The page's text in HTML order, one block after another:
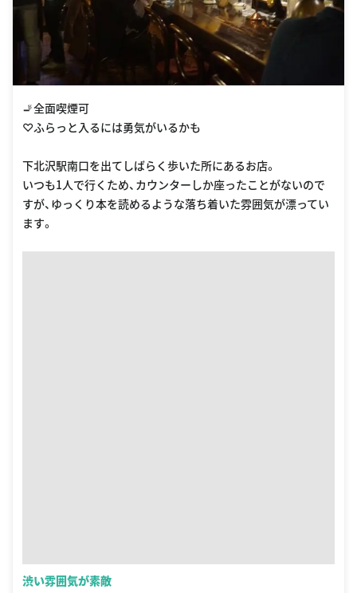
🚬全面喫煙可
♡ふらっと入るには勇気がいるかも
下北沢駅南口を出てしばらく歩いた所にあるお店。
いつも1人で行くため、カウンターしか座ったことがないので
すが、ゆっくり本を読めるような落ち着いた雰囲気が漂ってい
ます。
渋い雰囲気が素敵